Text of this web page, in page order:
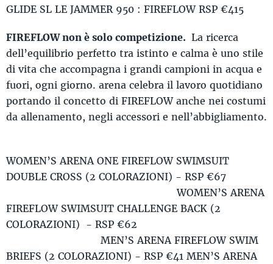
GLIDE SL LE JAMMER 950 : FIREFLOW RSP €415
FIREFLOW non è solo competizione. La ricerca
dell’equilibrio perfetto tra istinto e calma è uno stile
di vita che accompagna i grandi campioni in acqua e
fuori, ogni giorno. arena celebra il lavoro quotidiano
portando il concetto di FIREFLOW anche nei costumi
da allenamento, negli accessori e nell’abbigliamento.
WOMEN’S ARENA ONE FIREFLOW SWIMSUIT
DOUBLE CROSS (2 COLORAZIONI) - RSP €67
WOMEN’S ARENA
FIREFLOW SWIMSUIT CHALLENGE BACK (2
COLORAZIONI) - RSP €62
MEN’S ARENA FIREFLOW SWIM
BRIEFS (2 COLORAZIONI) - RSP €41 MEN’S ARENA